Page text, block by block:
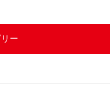
ー